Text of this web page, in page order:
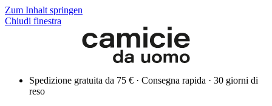
Zum Inhalt springen
Chiudi finestra
Spedizione gratuita da 75 € · Consegna rapida · 30 giorni di
reso